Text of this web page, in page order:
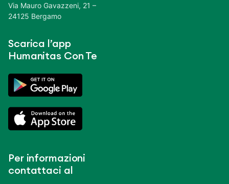
Via Mauro Gavazzeni, 21 –
24125 Bergamo
Scarica l’app
Humanitas Con Te
Per informazioni
contattaci al